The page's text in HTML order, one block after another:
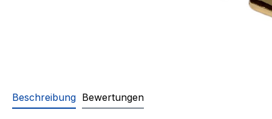
Beschreibung Bewertungen